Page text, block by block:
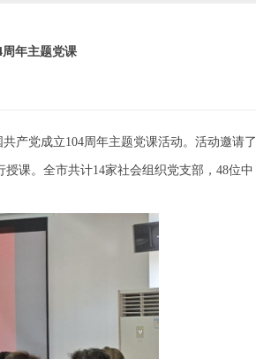
年主题党课
党成立104周年主题党课活动。活动邀请了
课。全市共计14家社会组织党支部，48位中